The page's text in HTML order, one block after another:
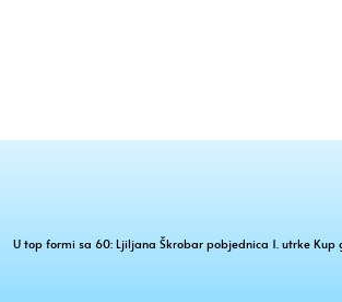
U top formi sa 60: Ljiljana Škrobar pobjednica 1. utrke Kup